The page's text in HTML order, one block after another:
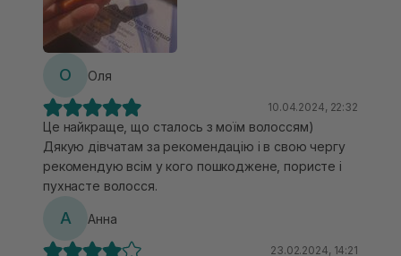
О Оля
10.04.2024, 22:32
Це найкраще, що сталось з моїм волоссям)
Дякую дівчатам за рекомендацію і в свою чергу
рекомендую всім у кого пошкоджене, пористе і
пухнасте волосся.
А Анна
23.02.2024, 14:21